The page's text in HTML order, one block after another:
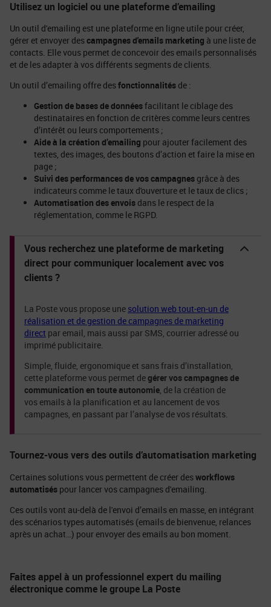
Utilisez un logiciel ou une plateforme d’emailing
Un outil d'emailing est une plateforme en ligne utile pour créer,
gérer et envoyer descampagnes d'emails marketing à une liste de
contacts. Elle vous permet de concevoir des emails personnalisés
et de les adapter à vos différents segments de clients.
Un outil d’emailing offre desfonctionnalités de :
Gestion de bases de donnéesfacilitant le ciblage des
destinataires en fonction de critères comme leurs centres
d’intérêt ou leurs comportements ;
Aide à la création d’emailing pour ajouter facilement des
textes, des images, des boutons d’action et faire la mise en
page ;
Suivi des performances de vos campagnes grâce à des
indicateurs comme le taux d'ouverture et le taux de clics ;
Automatisation des envois dans le respect de la
réglementation, comme le RGPD.
Vous recherchez une plateforme de marketing
direct pour communiquer localement avec vos
clients ?
La Poste vous propose une solution web tout-en-un de
réalisation et de gestion de campagnes de marketing
direct par email, mais aussi par SMS, courrier adressé ou
imprimé publicitaire.
Simple, fluide, ergonomique et sans frais d’installation,
cette plateforme vous permet degérer vos campagnes de
communication en toute autonomie, de la création de
vos emails à la planification et au lancement de vos
campagnes, en passant par l’analyse de vos résultats.
Tournez-vous vers des outils d’automatisation marketing
Certaines solutions vous permettent de créer desworkflows
automatisés pour lancer vos campagnes d'emailing.
Ces outils vont au-delà de l'envoi d’emails en masse, en intégrant
des scénarios types automatisés (emails de bienvenue, relances
après un achat…) pour envoyer des emails au bon moment.
Faites appel à un professionnel expert du mailing
électronique comme le groupe La Poste